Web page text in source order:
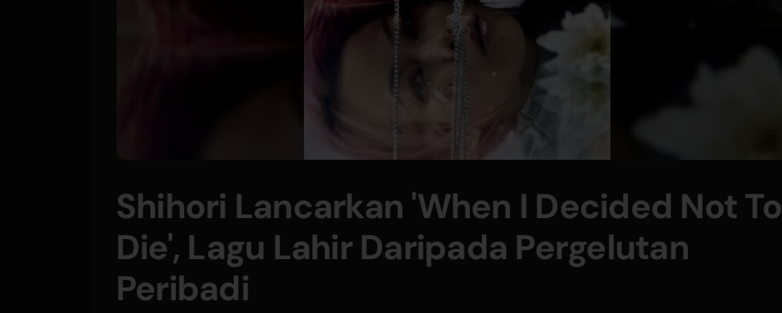
Shihori Lancarkan 'When I Decided Not To
Die', Lagu Lahir Daripada Pergelutan
Peribadi